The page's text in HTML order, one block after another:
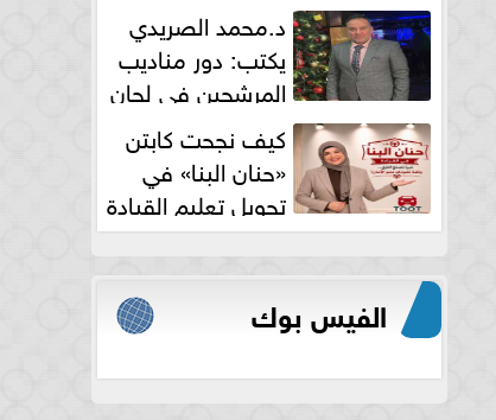
د.محمد الصريدي
يكتب: دور مناديب
المرشحين في لجان
الانتخابات
كيف نجحت كابتن
«حنان البنا» في
تحويل تعليم القيادة
النسائية من خوف...
الفيس بوك